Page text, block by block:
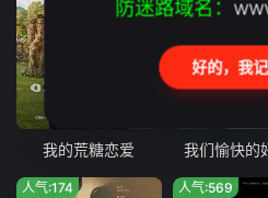
我的荒糖恋爱 我们愉快的
人气:174 人气:569
防迷路域名：
好的，我